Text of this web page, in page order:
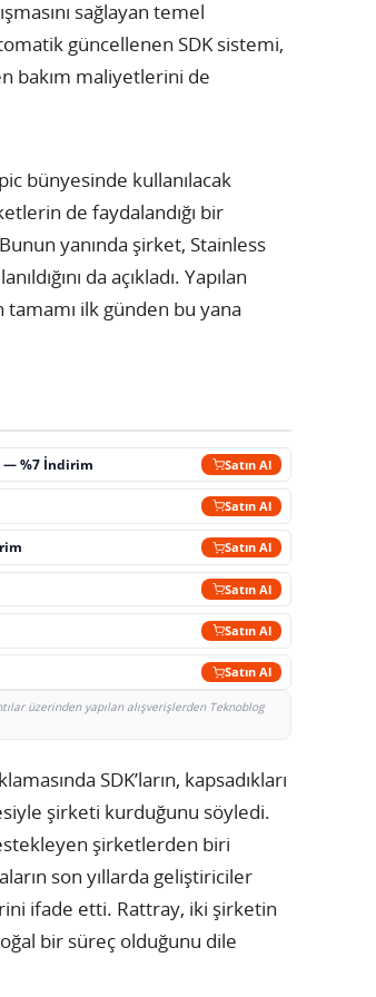
sağlayan temel
güncellenen SDK sistemi,
bakım maliyetlerini de
bünyesinde kullanılacak
de faydalandığı bir
yanında şirket, Stainless
da açıkladı. Yapılan
tamamı ilk günden bu yana
— %7 İndirim Satın Al
Satın Al
Satın Al
Satın Al
Satın Al
Satın Al
üzerinden yapılan alışverişlerden Teknoblog
SDK’ların, kapsadıkları
şirketi kurduğunu söyledi.
şirketlerden biri
son yıllarda geliştiriciler
ifade etti. Rattray, iki şirketin
bir süreç olduğunu dile